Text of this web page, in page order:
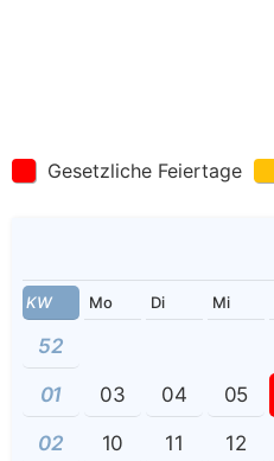
Gesetzliche Feiertage
KW Mo Di Mi
52
01 03 04 05
02 10 11 12